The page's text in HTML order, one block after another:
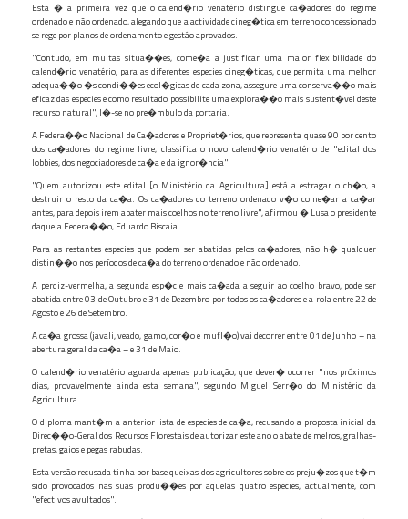
Esta � a primeira vez que o calend�rio venatério distingue ca�adores do regime
ordenado e não ordenado, alegando que a actividade cineg�tica em terreno concessionado
se rege por planos de ordenamento e gestáo aprovados.
"Contudo, em muitas situa��es, come�a a justificar uma maior flexibilidade do
calend�rio venatério, para as diferentes especies cineg�ticas, que permita uma melhor
adequa��o �s condi��es ecol�gicas de cada zona, assegure uma conserva��o mais
eficaz das especies e como resultado possibilite uma explora��o mais sustent�vel deste
recurso natural", l�-se no pre�mbulo da portaria.
A Federa��o Nacional de Ca�adores e Propriet�rios, que representa quase 90 por cento
dos ca�adores do regime livre, classifica o novo calend�rio venatério de "edital dos
lobbies, dos negociadores de ca�a e da ignor�ncia".
"Quem autorizou este edital [o Ministério da Agricultura] está a estragar o ch�o, a
destruir o resto da ca�a. Os ca�adores do terreno ordenado v�o come�ar a ca�ar
antes, para depois irem abater mais coelhos no terreno livre", afirmou � Lusa o presidente
daquela Federa��o, Eduardo Biscaia.
Para as restantes especies que podem ser abatidas pelos ca�adores, não h� qualquer
distin��o nos períodos de ca�a do terreno ordenado e não ordenado.
A perdiz-vermelha, a segunda esp�cie mais ca�ada a seguir ao coelho bravo, pode ser
abatida entre 03 de Outubro e 31 de Dezembro por todos os ca�adores e a rola entre 22 de
Agosto e 26 de Setembro.
A ca�a grossa (javali, veado, gamo, cor�o e mufl�o) vai decorrer entre 01 de Junho – na
abertura geral da ca�a – e 31 de Maio.
O calend�rio venatério aguarda apenas publicação, que dever� ocorrer "nos próximos
dias, provavelmente ainda esta semana", segundo Miguel Serr�o do Ministério da
Agricultura.
O diploma mant�m a anterior lista de especies de ca�a, recusando a proposta inicial da
Direc��o-Geral dos Recursos Florestais de autorizar este ano o abate de melros, gralhas-
pretas, gaios e pegas rabudas.
Esta versão recusada tinha por base queixas dos agricultores sobre os preju�zos que t�m
sido provocados nas suas produ��es por aquelas quatro especies, actualmente, com
"efectivos avultados".